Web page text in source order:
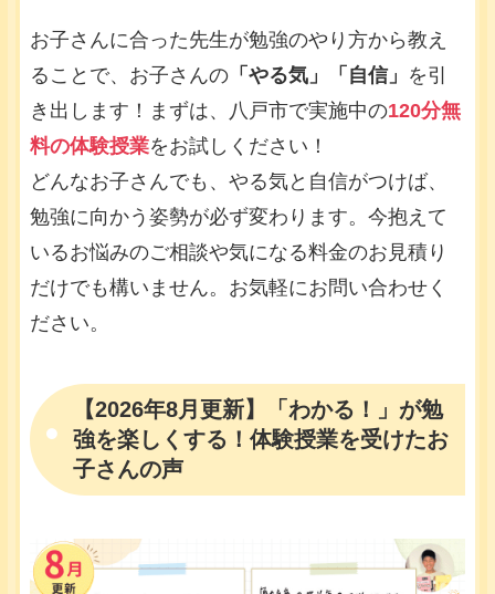
お子さんに合った先生が勉強のやり方から教え
ることで、お子さんの「やる気」「自信」 を引
き出します！まずは、八戸市で実施中の120分無
料の体験授業をお試しください！
どんなお子さんでも、やる気と自信がつけば、
勉強に向かう姿勢が必ず変わります。今抱えて
いるお悩みのご相談や気になる料金のお見積り
だけでも構いません。お気軽にお問い合わせく
ださい。
【2026年8月更新】「わかる！」が勉
強を楽しくする！体験授業を受けたお
子さんの声